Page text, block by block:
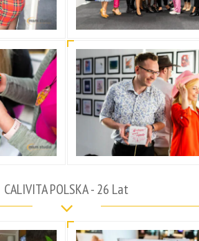
CALIVITA POLSKA - 26 Lat